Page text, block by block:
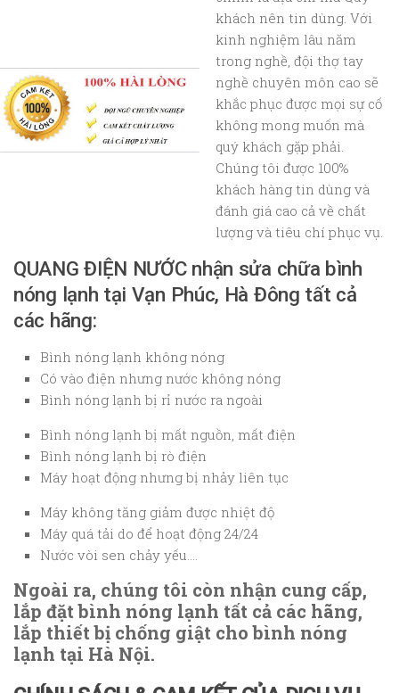
khách nên tin dùng. Với
kinh nghiệm lâu năm
trong nghề, đội thợ tay
nghề chuyên môn cao sẽ
khắc phục được mọi sự cố
không mong muốn mà
quý khách gặp phải.
Chúng tôi được 100%
khách hàng tin dùng và
đánh giá cao cả về chất
lượng và tiêu chí phục vụ.
QUANG ĐIỆN NƯỚC nhận sửa chữa bình
nóng lạnh tại Vạn Phúc, Hà Đông tất cả
các hãng:
Bình nóng lạnh không nóng
Có vào điện nhưng nước không nóng
Bình nóng lạnh bị rỉ nước ra ngoài
Bình nóng lạnh bị mất nguồn, mất điện
Bình nóng lạnh bị rò điện
Máy hoạt động nhưng bị nhảy liên tục
Máy không tăng giảm được nhiệt độ
Máy quá tải do để hoạt động 24/24
Nước vòi sen chảy yếu….
Ngoài ra, chúng tôi còn nhận cung cấp,
lắp đặt bình nóng lạnh tất cả các hãng,
lắp thiết bị chống giật cho bình nóng
lạnh tại Hà Nội.